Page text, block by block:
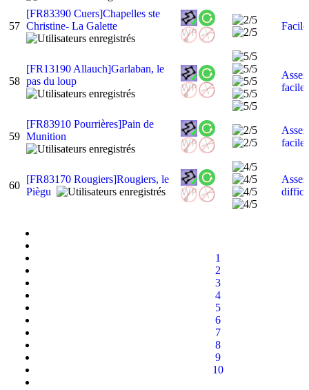
1
2
3
4
5
6
7
8
9
10
57
[FR83390 Cuers]Chapelles ste
Christine- La Galette
Facile
58
[FR13190 Allauch]Garlaban, le
pas du loup
Assez
facile
59
[FR83910 Pourrières]Pain de
Munition
Assez
facile
60
[FR83170 Rougiers]Rougiers, le
Piègu
Assez